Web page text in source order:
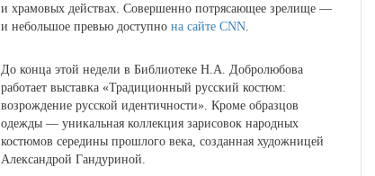
и храмовых действах. Совершенно потрясающее зрелище —
и небольшое превью доступно на сайте CNN.
До конца этой недели в Библиотеке Н.А. Добролюбова
работает выставка «Традиционный русский костюм:
возрождение русской идентичности». Кроме образцов
одежды — уникальная коллекция зарисовок народных
костюмов середины прошлого века, созданная художницей
Александрой Гандуриной.